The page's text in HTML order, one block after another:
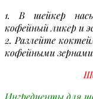
1. В шейкер
кофейный ликер и
2. Разлейте
кофейными
Ингредиенты для